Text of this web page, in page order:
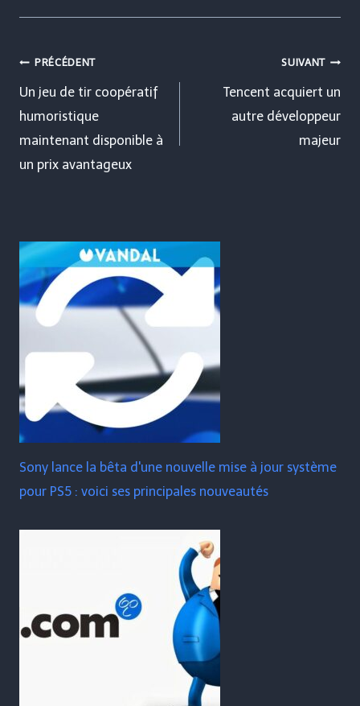
Navigation
de
l’article
PRÉCÉDENT
Un jeu de tir coopératif
humoristique
maintenant disponible à
un prix avantageux
SUIVANT
Tencent acquiert un
autre développeur
majeur
Sony lance la bêta d'une nouvelle mise à jour système
pour PS5 : voici ses principales nouveautés